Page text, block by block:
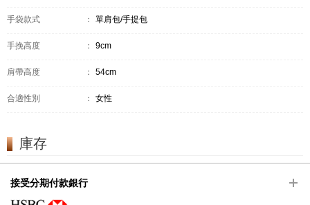
手袋款式 ： 單肩包/手提包
手挽高度 ： 9cm
肩帶高度 ： 54cm
合適性別 ： 女性
庫存
接受分期付款銀行